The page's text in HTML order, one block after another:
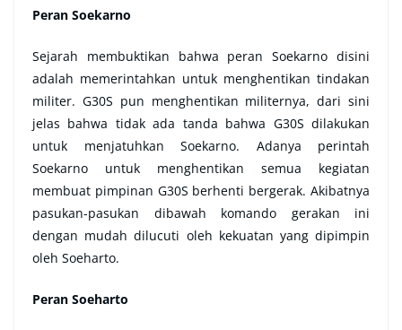
Peran Soekarno
Sejarah membuktikan bahwa peran Soekarno disini
adalah memerintahkan untuk menghentikan tindakan
militer. G30S pun menghentikan militernya, dari sini
jelas bahwa tidak ada tanda bahwa G30S dilakukan
untuk menjatuhkan Soekarno. Adanya perintah
Soekarno untuk menghentikan semua kegiatan
membuat pimpinan G30S berhenti bergerak. Akibatnya
pasukan-pasukan dibawah komando gerakan ini
dengan mudah dilucuti oleh kekuatan yang dipimpin
oleh Soeharto.
Peran Soeharto